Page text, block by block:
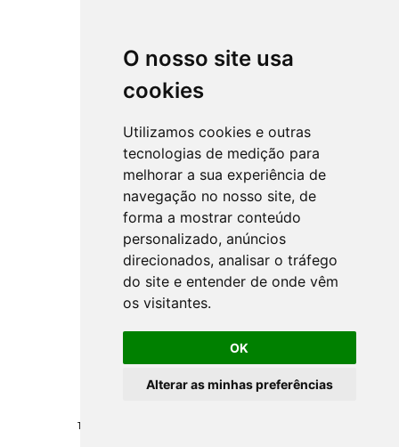
O nosso site usa
cookies
Utilizamos cookies e outras
tecnologias de medição para
melhorar a sua experiência de
navegação no nosso site, de
forma a mostrar conteúdo
personalizado, anúncios
direcionados, analisar o tráfego
do site e entender de onde vêm
os visitantes.
OK
Alterar as minhas preferências
Todos los derechos reservados ©